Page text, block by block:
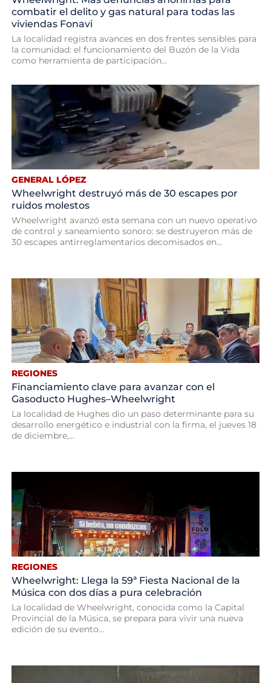
combatir el delito y gas natural para todas las
viviendas Fonavi
La localidad registra avances en dos frentes sensibles para
la comunidad: el funcionamiento del Buzón de la Vida
como herramienta de participación...
GENERAL LÓPEZ
Wheelwright destruyó más de 30 escapes por
ruidos molestos
Wheelwright avanzó esta semana con un nuevo operativo
de control y saneamiento sonoro: se destruyeron más de
30 escapes antirreglamentarios decomisados en...
REGIONES
Financiamiento clave para avanzar con el
Gasoducto Hughes–Wheelwright
La localidad de Hughes dio un paso determinante para su
desarrollo energético e industrial con la firma, el jueves 18
de diciembre,...
REGIONES
Wheelwright: Llega la 59ª Fiesta Nacional de la
Música con dos días a pura celebración
La localidad de Wheelwright, conocida como la Capital
Provincial de la Música, se prepara para vivir una nueva
edición de su evento...